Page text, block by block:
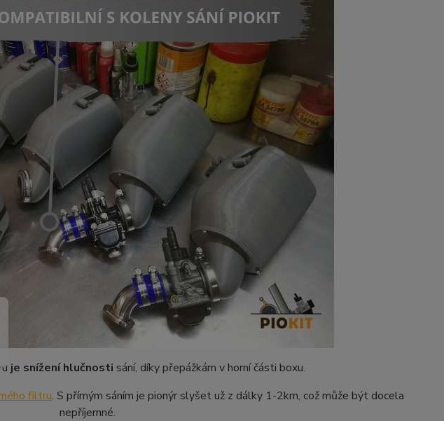
je snížení hlučnosti sání, díky přepážkám v horní části boxu.
filtru. S přímým sáním je pionýr slyšet už z dálky 1-2km, což může být docela
nepříjemné.